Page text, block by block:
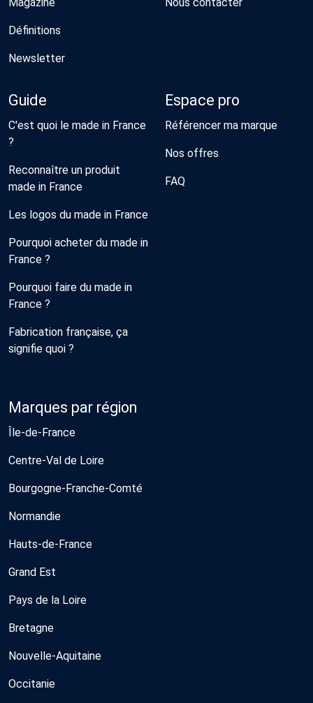
Magazine
Définitions
Newsletter
Nous contacter
Guide
C'est quoi le made in France
?
Reconnaître un produit
made in France
Les logos du made in France
Pourquoi acheter du made in
France ?
Pourquoi faire du made in
France ?
Fabrication française, ça
signifie quoi ?
Espace pro
Référencer ma marque
Nos offres
FAQ
Marques par région
Île-de-France
Centre-Val de Loire
Bourgogne-Franche-Comté
Normandie
Hauts-de-France
Grand Est
Pays de la Loire
Bretagne
Nouvelle-Aquitaine
Occitanie